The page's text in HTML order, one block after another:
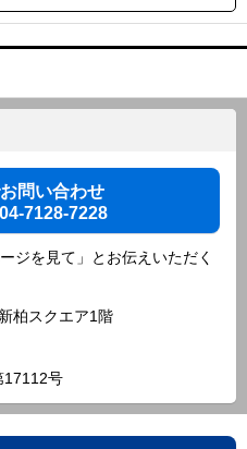
問い合わせ
7128-7228
ジを見て」とお伝えいただく
柏スクエア1階
17112号